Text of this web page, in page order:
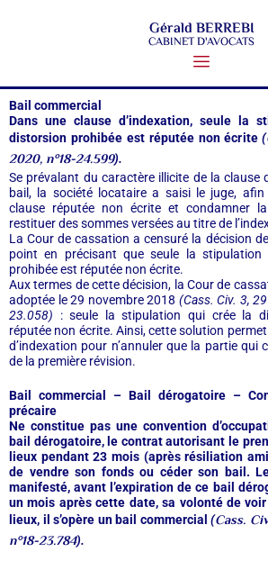
Gérald BERREBI
CABINET D'AVOCATS
Bail commercial
Dans une clause d’indexation, seule la
distorsion prohibée est réputée non écrite(
2020, n°18-24.599).
Se prévalant du caractère illicite de la clause
bail, la société locataire a saisi le juge,
clause réputée non écrite et condamner
restituer des sommes versées au titre de
La Cour de cassation a censuré la décision
point en précisant que seule la
prohibée est réputée non écrite.
Aux termes de cette décision, la Cour de
adoptée le 29 novembre 2018 (Cass. Civ. 3,
23.058) : seule la stipulation qui crée la
réputée non écrite. Ainsi, cette solution
d’indexation pour n’annuler que la partie qui
de la première révision.
Bail commercial – Bail dérogatoire –
précaire
Ne constitue pas une convention
bail dérogatoire, le contrat autorisant le
lieux pendant 23 mois (après résiliation
de vendre son fonds ou céder son bail.
manifesté, avant l’expiration de ce bail
un mois après cette date, sa volonté de
lieux, il s’opère un bail commercial(Cass.
n°18-23.784).